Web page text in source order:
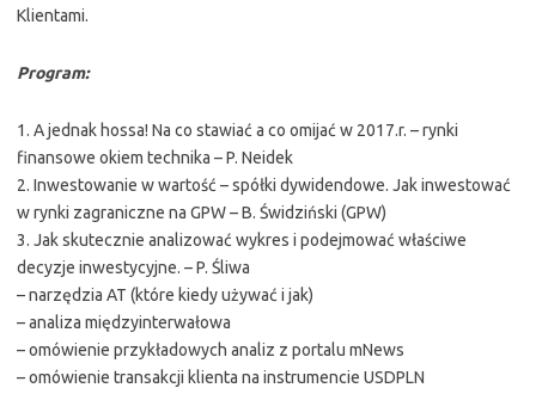
Klientami.
Program:
1. A jednak hossa! Na co stawiać a co omijać w 2017.r. – rynki
finansowe okiem technika – P. Neidek
2. Inwestowanie w wartość – spółki dywidendowe. Jak inwestować
w rynki zagraniczne na GPW – B. Świdziński (GPW)
3. Jak skutecznie analizować wykres i podejmować właściwe
decyzje inwestycyjne. – P. Śliwa
– narzędzia AT (które kiedy używać i jak)
– analiza międzyinterwałowa
– omówienie przykładowych analiz z portalu mNews
– omówienie transakcji klienta na instrumencie USDPLN